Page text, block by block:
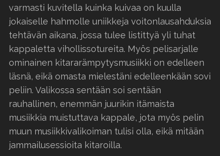
varmasti kuvitella kuinka kuivaa on kuulla
jokaiselle hahmolle uniikkeja voitonlausahduksia
tehtävän aikana, jossa tulee listittyä yli tuhat
kappaletta vihollissotureita. Myös pelisarjalle
ominainen kitararämpytysmusiikki on edelleen
läsnä, eikä omasta mielestäni edelleenkään sovi
peliin. Valikossa sentään soi sentään
rauhallinen, enemmän juurikin itämaista
musiikkia muistuttava kappale, jota myös pelin
muun musiikkivalikoiman tulisi olla, eikä mitään
jammailusessioita kitaroilla.